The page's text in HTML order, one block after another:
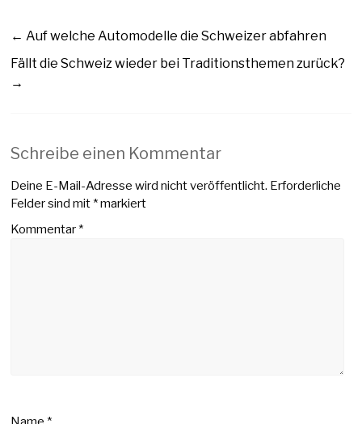
← Auf welche Automodelle die Schweizer abfahren
Fällt die Schweiz wieder bei Traditionsthemen zurück?
→
Schreibe einen Kommentar
Deine E-Mail-Adresse wird nicht veröffentlicht. Erforderliche
Felder sind mit*markiert
Kommentar*